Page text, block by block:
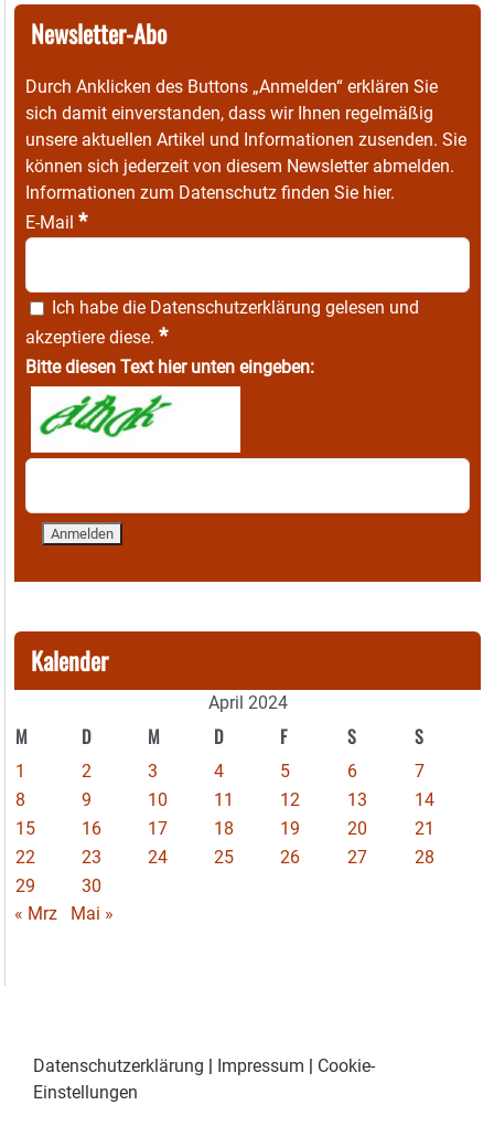
Newsletter-Abo
Durch Anklicken des Buttons „Anmelden“ erklären Sie
sich damit einverstanden, dass wir Ihnen regelmäßig
unsere aktuellen Artikel und Informationen zusenden. Sie
können sich jederzeit von diesem Newsletter abmelden.
Informationen zum Datenschutz finden Sie hier.
E-Mail *
Ich habe die Datenschutzerklärung gelesen und
akzeptiere diese. *
Bitte diesen Text hier unten eingeben:
Kalender
April 2024
M D M D F S S
1 2 3 4 5 6
7
8
9 10 11 12 13
14
15
16 17 18 19 20
21
22
23 24 25 26 27
28
29
30
« Mrz
Mai »
Datenschutzerklärung | Impressum | Cookie-
Einstellungen